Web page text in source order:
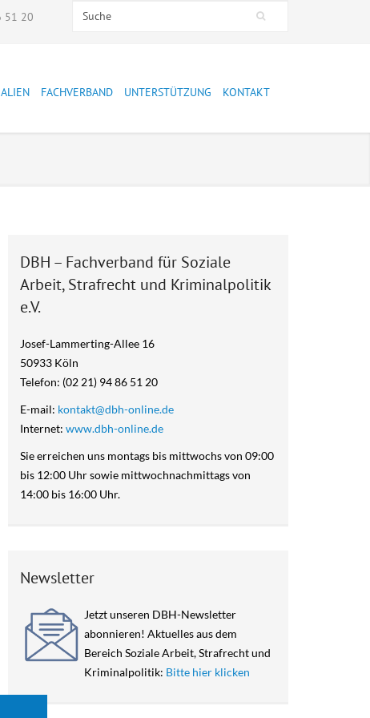
51 20 Suchformular
Search this site
FACHVERBAND
Presse
Mitglieder
Leitbild
Satzung des DBH-
Fachverband e.V.
Datenschutz im DBH-
Fachverband
Über uns
UNTERSTÜTZUNG
Mitglied werden
KONTAKT
DBH – Fachverband für Soziale
Arbeit, Strafrecht und Kriminalpolitik
e.V.
Josef-Lammerting-Allee 16
50933 Köln
Telefon: (02 21) 94 86 51 20
E-mail: kontakt@dbh-online.de
Internet: www.dbh-online.de
Sie erreichen uns montags bis mittwochs von 09:00
bis 12:00 Uhr sowie mittwochnachmittags von
14:00 bis 16:00 Uhr.
Newsletter
Jetzt unseren DBH-Newsletter
abonnieren! Aktuelles aus dem
Bereich Soziale Arbeit, Strafrecht und
Kriminalpolitik: Bitte hier klicken